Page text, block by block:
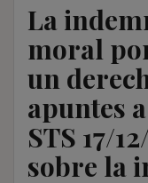
La
moral
un
apuntes
STS 17/
sobre la